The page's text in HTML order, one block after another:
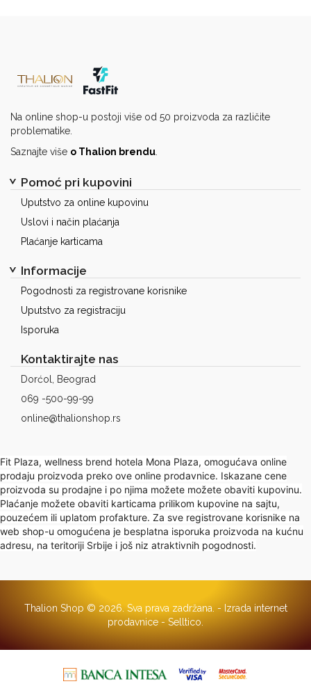
Na online shop-u postoji više od 50 proizvoda za različite
problematike.
Saznajte više o Thalion brendu.
Pomoć pri kupovini
Uputstvo za online kupovinu
Uslovi i način plaćanja
Plaćanje karticama
Informacije
Pogodnosti za registrovane korisnike
Uputstvo za registraciju
Isporuka
Kontaktirajte nas
Dorćol, Beograd
069 -500-99-99
online@thalionshop.rs
Fit Plaza, wellness brend hotela Mona Plaza, omogućava online
prodaju proizvoda preko ove online prodavnice. Iskazane cene
proizvoda su prodajne i po njima možete možete obaviti kupovinu.
Plaćanje možete obaviti karticama prilikom kupovine na sajtu,
pouzećem ili uplatom profakture. Za sve registrovane korisnike na
web shop-u omogućena je besplatna isporuka proizvoda na kućnu
adresu, na teritoriji Srbije i još niz atraktivnih pogodnosti.
Thalion Shop © 2026. Sva prava zadržana. - Izrada internet
prodavnice - Selltico.